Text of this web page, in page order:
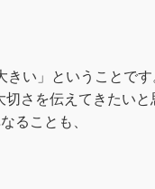
い」ということです
さを伝えてきたいと
ることも、